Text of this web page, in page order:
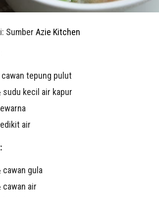
Sumber Azie Kitchen
cawan tepung pulut
sudu kecil air kapur
air
gula
air